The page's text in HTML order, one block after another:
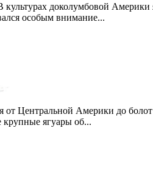
доколумбовой
особым внимание...
от Центральной Америки до
ягуары об...